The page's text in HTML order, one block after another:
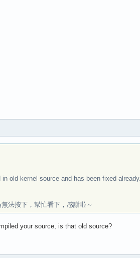
in old kernel source and has been fixed already.
法按下，幫忙看下，感謝啦～
your source, is that old source?